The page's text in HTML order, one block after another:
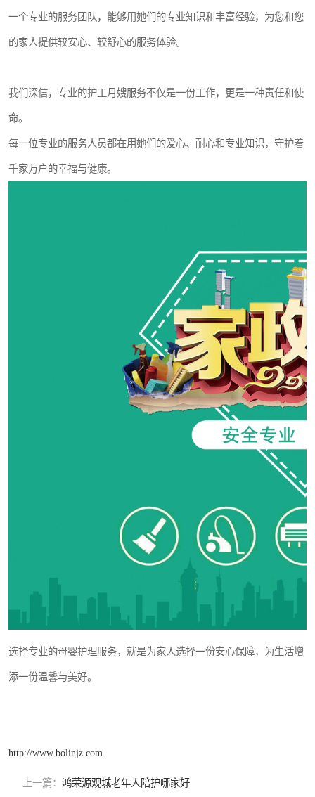
一个专业的服务团队，能够用她们的专业知识和丰富经验，为您和您
的家人提供较安心、较舒心的服务体验。
我们深信，专业的护工月嫂服务不仅是一份工作，更是一种责任和使
命。
每一位专业的服务人员都在用她们的爱心、耐心和专业知识，守护着
千家万户的幸福与健康。
选择专业的母婴护理服务，就是为家人选择一份安心保障，为生活增
添一份温馨与美好。
http://www.bolinjz.com
上一篇： 鸿荣源观城老年人陪护哪家好